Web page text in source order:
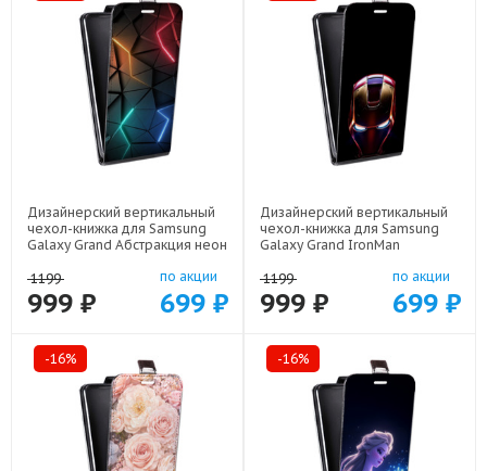
Дизайнерский вертикальный
чехол-книжка для Samsung
Galaxy Grand Абстракция неон
1199
999 ₽
по акции
699 ₽
Дизайнерский вертикальный
чехол-книжка для Samsung
Galaxy Grand IronMan
1199
999 ₽
по акции
699 ₽
-16% -16%